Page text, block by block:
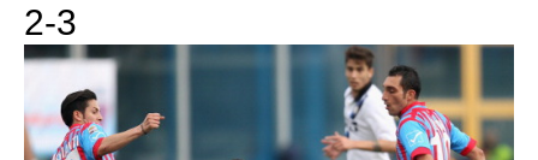
2-3